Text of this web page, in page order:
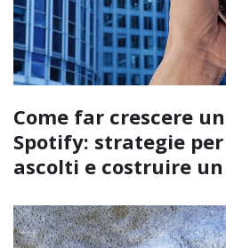
Come far crescere
Spotify: strategie
ascolti e costruire